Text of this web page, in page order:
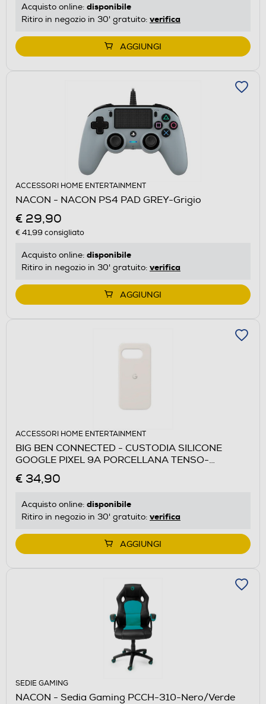
Acquisto online: disponibile
Ritiro in negozio in 30' gratuito: verifica
AGGIUNGI
ACCESSORI HOME ENTERTAINMENT
NACON - NACON PS4 PAD GREY-Grigio
€ 29,90
€ 41,99 consigliato
Acquisto online: disponibile
Ritiro in negozio in 30' gratuito: verifica
AGGIUNGI
ACCESSORI HOME ENTERTAINMENT
BIG BEN CONNECTED - CUSTODIA SILICONE
GOOGLE PIXEL 9A PORCELLANA TENSO-
Porcellana
€ 34,90
Acquisto online: disponibile
Ritiro in negozio in 30' gratuito: verifica
AGGIUNGI
SEDIE GAMING
NACON - Sedia Gaming PCCH-310-Nero/Verde